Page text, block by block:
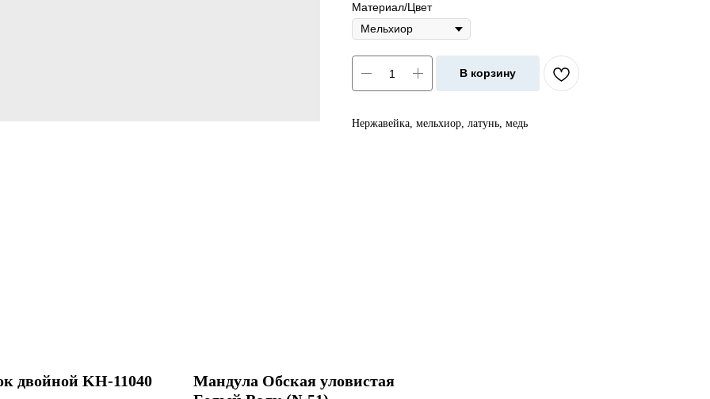
Материал/Цвет
В корзину
Нержавейка, мельхиор, латунь, медь
двойной KH-11040
Мандула Обская уловистая